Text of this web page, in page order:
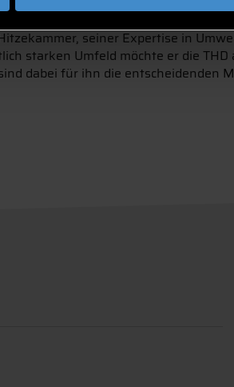
sowie der European
seiner Expertise in
starken Umfeld möchte er die
dabei für ihn die entscheidenden